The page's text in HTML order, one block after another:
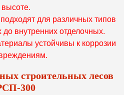
для различных типов
внутренних отделочных.
устойчивы к коррозии
строительных лесов
300